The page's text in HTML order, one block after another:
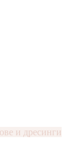
и дресинги